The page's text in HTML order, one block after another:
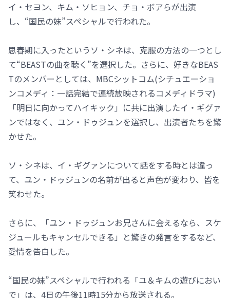
イ・セヨン、キム・ソヒョン、チョ・ボアらが出演
し、“国民の妹”スペシャルで行われた。
思春期に入ったというソ・シネは、克服の方法の一つとし
て“BEASTの曲を聴く”を選択した。さらに、好きなBEAS
Tのメンバーとしては、MBCシットコム(シチュエーショ
ンコメディ：一話完結で連続放映されるコメディドラマ)
「明日に向かってハイキック」に共に出演したイ・ギグァ
ンではなく、ユン・ドゥジュンを選択し、出演者たちを驚
かせた。
ソ・シネは、イ・ギグァンについて話をする時とは違っ
て、ユン・ドゥジュンの名前が出ると声色が変わり、皆を
笑わせた。
さらに、「ユン・ドゥジュンお兄さんに会えるなら、スケ
ジュールもキャンセルできる」と驚きの発言をするなど、
愛情を告白した。
“国民の妹”スペシャルで行われる「ユ＆キムの遊びにおい
で」は、4日の午後11時15分から放送される。